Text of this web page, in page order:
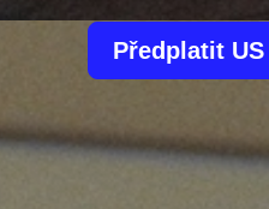
Předplatit